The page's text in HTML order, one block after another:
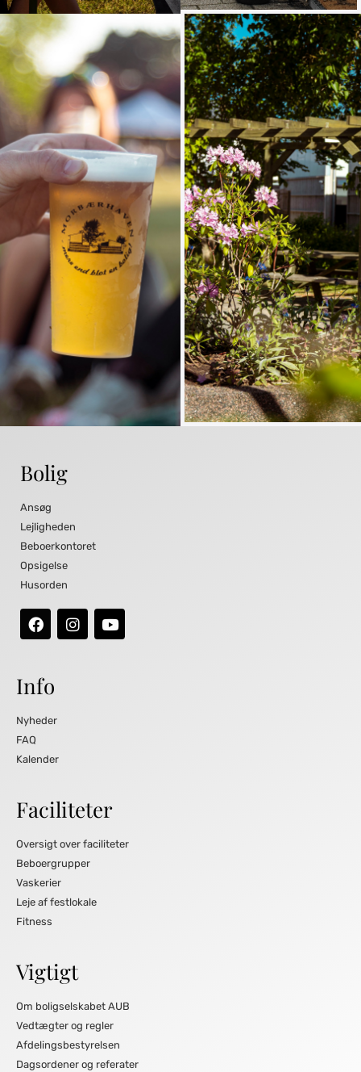
Bolig
Ansøg
Lejligheden
Beboerkontoret
Opsigelse
Husorden
Info
Nyheder
FAQ
Kalender
Faciliteter
Oversigt over faciliteter
Beboergrupper
Vaskerier
Leje af festlokale
Fitness
Vigtigt
Om boligselskabet AUB
Vedtægter og regler
Afdelingsbestyrelsen
Dagsordener og referater